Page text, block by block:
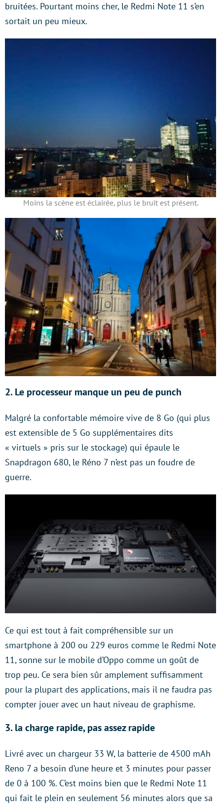
bruitées. Pourtant moins cher, le Redmi Note 11 s’en
sortait un peu mieux.
Moins la scène est éclairée, plus le bruit est présent.
2. Le processeur manque un peu de punch
Malgré la confortable mémoire vive de 8 Go (qui plus
est extensible de 5 Go supplémentaires dits
« virtuels » pris sur le stockage) qui épaule le
Snapdragon 680, le Réno 7 n’est pas un foudre de
guerre.
Ce qui est tout à fait compréhensible sur un
smartphone à 200 ou 229 euros comme le Redmi Note
11, sonne sur le mobile d’Oppo comme un goût de
trop peu. Ce sera bien sûr amplement suffisamment
pour la plupart des applications, mais il ne faudra pas
compter jouer avec un haut niveau de graphisme.
3. la charge rapide, pas assez rapide
Livré avec un chargeur 33 W, la batterie de 4500 mAh
Reno 7 a besoin d’une heure et 3 minutes pour passer
de 0 à 100 %. C’est moins bien que le Redmi Note 11
qui fait le plein en seulement 56 minutes alors que sa